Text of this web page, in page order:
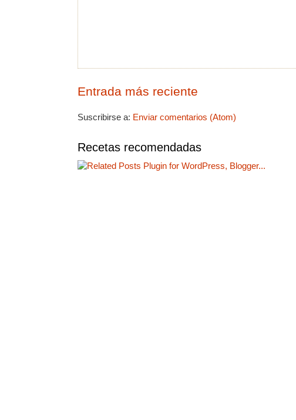
Entrada más reciente
Suscribirse a: Enviar comentarios (Atom)
Recetas recomendadas